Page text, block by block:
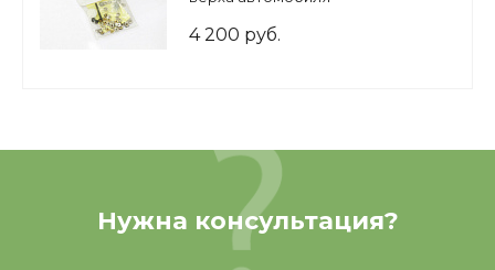
4 200 руб.
Нужна консультация?